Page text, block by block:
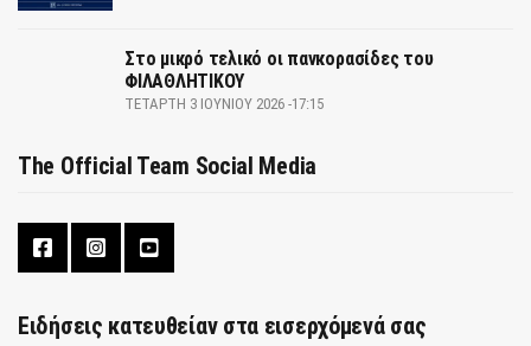
Στο μικρό τελικό οι πανκορασίδες του
ΦΙΛΑΘΛΗΤΙΚΟΥ
ΤΕΤΆΡΤΗ 3 ΙΟΥΝΊΟΥ 2026 -17:15
The Official Team Social Media
Ειδήσεις κατευθείαν στα εισερχόμενά σας